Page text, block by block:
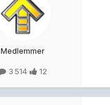
Medlemmer
3 514 12